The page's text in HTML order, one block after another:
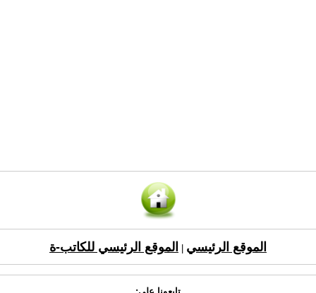
الموقع الرئيسي الموقع الرئيسي للكاتب-ة